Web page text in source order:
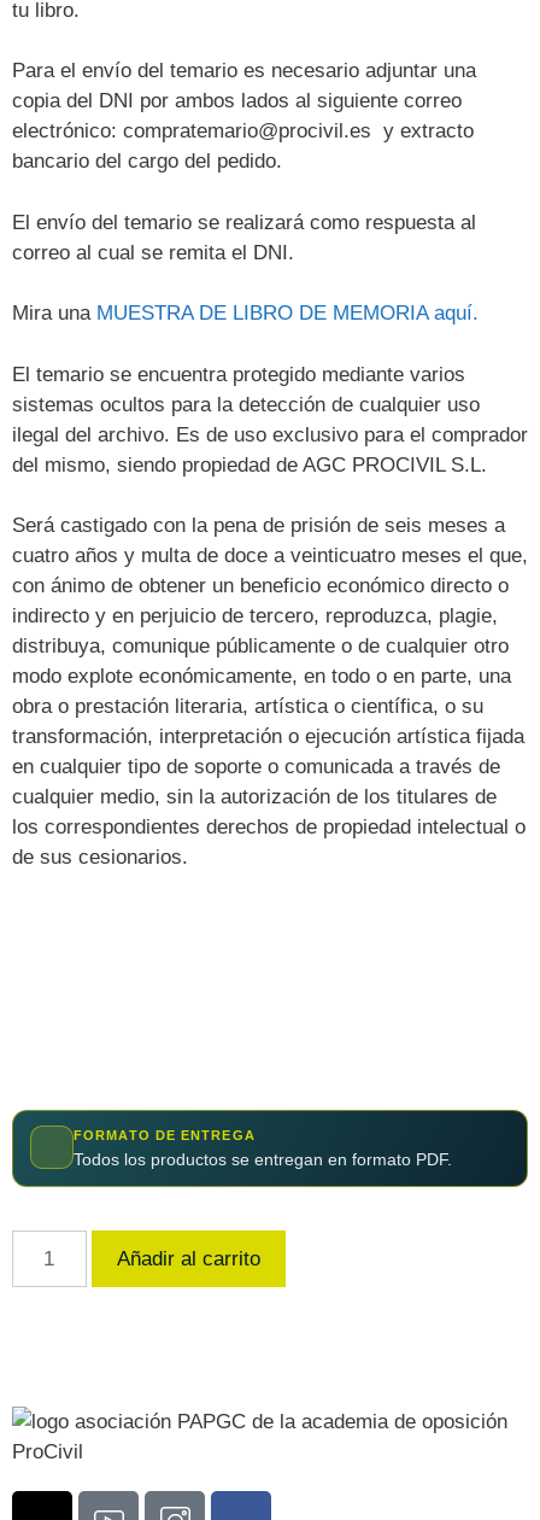
tu libro.
Para el envío del temario es necesario adjuntar una
copia del DNI por ambos lados al siguiente correo
electrónico: compratemario@procivil.es y extracto
bancario del cargo del pedido.
El envío del temario se realizará como respuesta al
correo al cual se remita el DNI.
Mira una MUESTRA DE LIBRO DE MEMORIA aquí.
El temario se encuentra protegido mediante varios
sistemas ocultos para la detección de cualquier uso
ilegal del archivo. Es de uso exclusivo para el comprador
del mismo, siendo propiedad de AGC PROCIVIL S.L.
Será castigado con la pena de prisión de seis meses a
cuatro años y multa de doce a veinticuatro meses el que,
con ánimo de obtener un beneficio económico directo o
indirecto y en perjuicio de tercero, reproduzca, plagie,
distribuya, comunique públicamente o de cualquier otro
modo explote económicamente, en todo o en parte, una
obra o prestación literaria, artística o científica, o su
transformación, interpretación o ejecución artística fijada
en cualquier tipo de soporte o comunicada a través de
cualquier medio, sin la autorización de los titulares de
los correspondientes derechos de propiedad intelectual o
de sus cesionarios.
FORMATO DE ENTREGA
Todos los productos se entregan en formato PDF.
Añadir al carrito